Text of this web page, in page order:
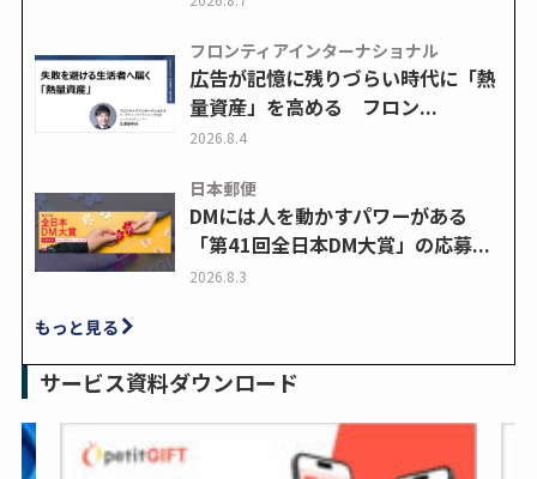
フロンティアインターナショナル
広告が記憶に残りづらい時代に「熱
量資産」を高める フロン...
2026.8.4
日本郵便
DMには人を動かすパワーがある
「第41回全日本DM大賞」の応募...
2026.8.3
もっと見る
サービス資料ダウンロード